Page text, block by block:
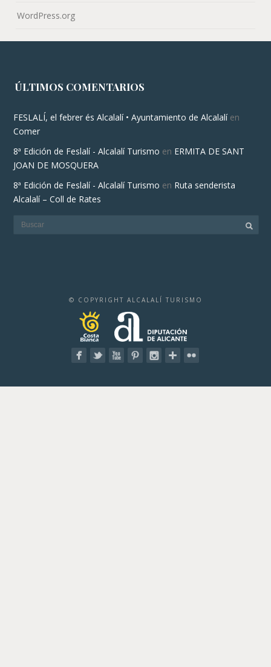
WordPress.org
ÚLTIMOS COMENTARIOS
FESLALÍ, el febrer és Alcalalí • Ayuntamiento de Alcalalíen
Comer
8ª Edición de Feslalí - Alcalalí Turismo en ERMITA DE SANT
JOAN DE MOSQUERA
8ª Edición de Feslalí - Alcalalí Turismo en Ruta senderista
Alcalalí – Coll de Rates
© COPYRIGHT ALCALALÍ TURISMO